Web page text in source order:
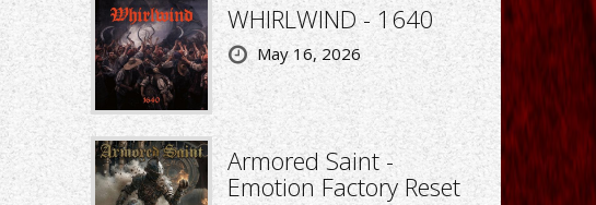
WHIRLWIND - 1640
May 16, 2026
Armored Saint -
Emotion Factory Reset